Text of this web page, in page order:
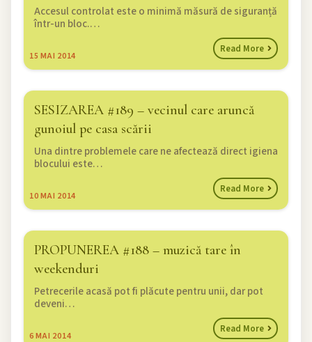
15 MAI 2014
Accesul controlat este o minimă măsură de siguranță
într-un bloc.…
Read More
SESIZAREA #189 – vecinul care aruncă
gunoiul pe casa scării
10MAI 2014
Una dintre problemele care ne afectează direct igiena
blocului este…
Read More
PROPUNEREA #188 – muzică tare în
weekenduri
6 MAI 2014
Petrecerile acasă pot fi plăcute pentru unii, dar pot
deveni…
Read More